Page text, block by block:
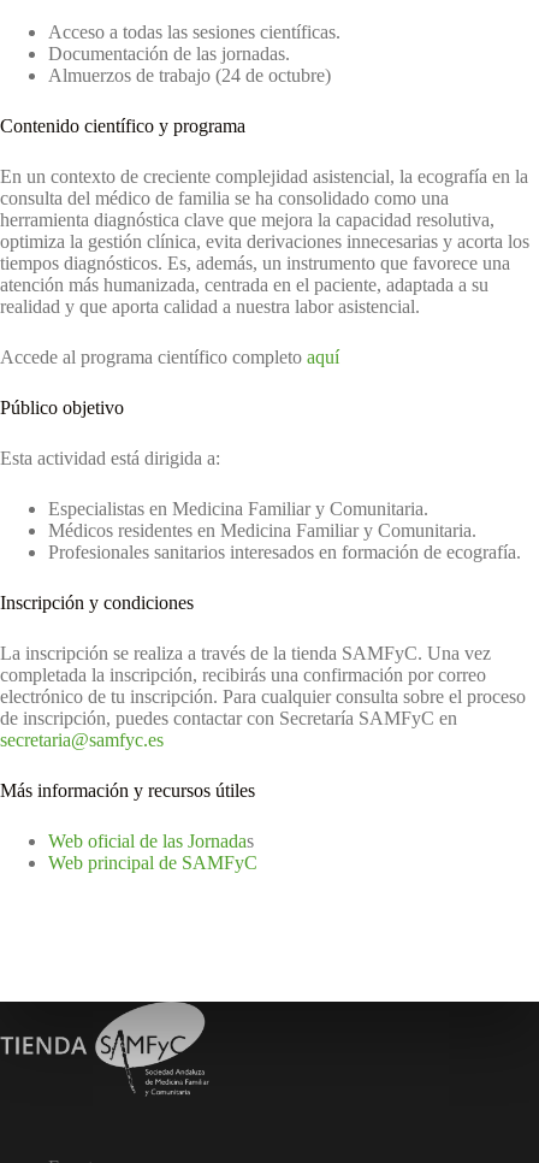
Acceso a todas las sesiones científicas.
Documentación de las jornadas.
Almuerzos de trabajo (24 de octubre)
Contenido científico y programa
En un contexto de creciente complejidad asistencial, la ecografía en la
consulta del médico de familia se ha consolidado como una
herramienta diagnóstica clave que mejora la capacidad resolutiva,
optimiza la gestión clínica, evita derivaciones innecesarias y acorta los
tiempos diagnósticos. Es, además, un instrumento que favorece una
atención más humanizada, centrada en el paciente, adaptada a su
realidad y que aporta calidad a nuestra labor asistencial.
Accede al programa científico completo aquí
Público objetivo
Esta actividad está dirigida a:
Especialistas en Medicina Familiar y Comunitaria.
Médicos residentes en Medicina Familiar y Comunitaria.
Profesionales sanitarios interesados en formación de ecografía.
Inscripción y condiciones
La inscripción se realiza a través de la tienda SAMFyC. Una vez
completada la inscripción, recibirás una confirmación por correo
electrónico de tu inscripción. Para cualquier consulta sobre el proceso
de inscripción, puedes contactar con Secretaría SAMFyC en
secretaria@samfyc.es
Más información y recursos útiles
Web oficial de las Jornadas
Web principal de SAMFyC